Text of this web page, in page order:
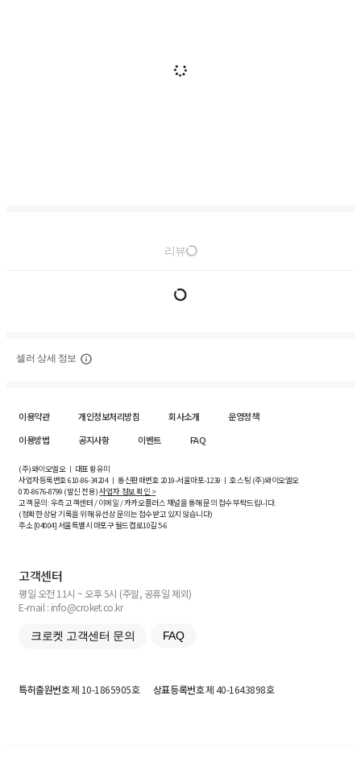
리뷰
셀러 상세 정보
이용약관 개인정보처리방침 회사소개
운영정책
이용방법
공지사항 이벤트 FAQ
(주)와이오엘오 ㅣ 대표 황유미
사업자등록번호610-86-34204ㅣ 통신판매번호 2019-서울마포-1239 ㅣ 호스팅 (주)와이오엘오
070-8676-8799 (발신 전용)사업자 정보 확인 >
고객 문의: 우측 고객센터 / 이메일 / 카카오플러스 채널을 통해 문의 접수 부탁드립니다.
(정확한 상담 기록을 위해 유선상 문의는 접수받고 있지 않습니다)
주소 [04004] 서울특별시 마포구 월드컵로10길5-6
고객센터
평일 오전 11시 ~ 오후 5시 (주말, 공휴일 제외)
E-mail : info@croket.co.kr
크로켓 고객센터 문의 FAQ
특허출원번호제 10-1865905호 상표등록번호제 40-1643898호